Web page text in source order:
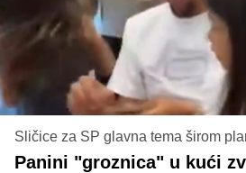
Sličice za SP glavna tema širom
Panini "groznica" u kući